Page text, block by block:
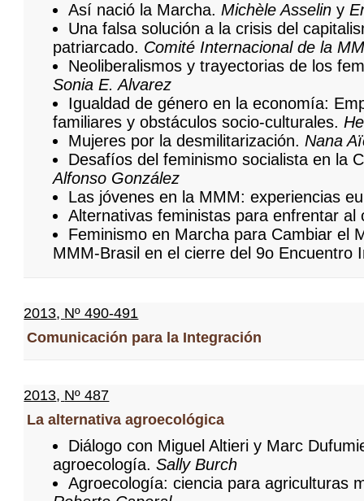
Así nació la Marcha.Michèle Asselin y
Una falsa solución a la crisis del
patriarcado. Comité Internacional de la
Neoliberalismos y trayectorias de los
Sonia E. Alvarez
Igualdad de género en la economía:
familiares y obstáculos socio-culturales.
Mujeres por la desmilitarización.Nana
Desafíos del feminismo socialista en la
Alfonso González
Las jóvenes en la MMM: experiencias
Alternativas feministas para enfrentar
Feminismo en Marcha para Cambiar el
MMM-Brasil en el cierre del 9o Encuentro
2013, Nº 490-491
Comunicación para la Integración
2013, Nº 487
La alternativa agroecológica
Diálogo con Miguel Altieri y Marc
agroecología.Sally Burch
Agroecología: ciencia para agriculturas